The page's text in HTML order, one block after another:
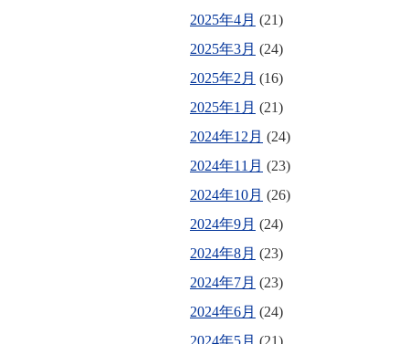
2025年4月 (21)
2025年3月 (24)
2025年2月 (16)
2025年1月 (21)
2024年12月 (24)
2024年11月 (23)
2024年10月 (26)
2024年9月 (24)
2024年8月 (23)
2024年7月 (23)
2024年6月 (24)